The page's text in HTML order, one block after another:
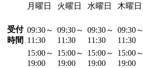
月曜日 火曜日 水曜日 木曜日
受付
時間
09:30～
11:30
09:30～
11:30
09:30～
11:30
09:30～
11:30
15:00～
19:00
15:00～
19:00
15:00～
19:00
15:00～
19:00